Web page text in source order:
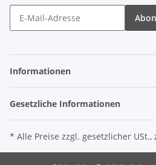
Informationen
Gesetzliche Informationen
* Alle Preise zzgl. gesetzlicher USt.,